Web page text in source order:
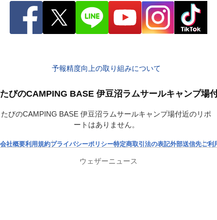
予報精度向上の取り組みについて
たびのCAMPING BASE 伊豆沼ラムサールキャンプ場
たびのCAMPING BASE 伊豆沼ラムサールキャンプ場付近のリポ
ートはありません。
会社概要利用規約プライバシーポリシー特定商取引法の表記外部送信先ご利
ウェザーニュース